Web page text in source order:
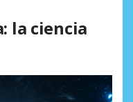
la ciencia